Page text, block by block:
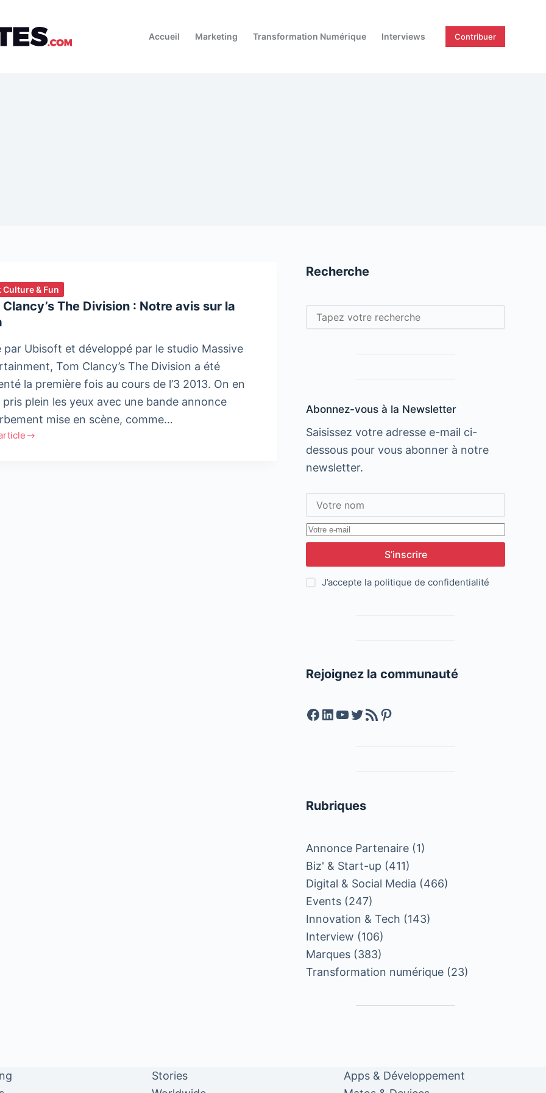
Accueil Marketing Transformation Numérique Interviews Contribuer
Culture & Fun
Clancy’s The Division : Notre avis sur la
par Ubisoft et développé par le studio Massive
Tom Clancy’s The Division a été
la première fois au cours de l’3 2013. On en
pris plein les yeux avec une bande annonce
mise en scène, comme…
Recherche
Rechercher
Abonnez-vous à la Newsletter
Saisissez votre adresse e-mail ci-
dessous pour vous abonner à notre
newsletter.
S’inscrire
J’accepte la politique de confidentialité
Rejoignez la communauté
Facebook
LinkedIn
YouTube
Twitter
Feed RSSPinterest
Rubriques
Annonce Partenaire (1)
Biz' & Start-up (411)
Digital & Social Media (466)
Events (247)
Innovation & Tech (143)
Interview (106)
Marques (383)
Transformation numérique (23)
Stories
Apps & Développement